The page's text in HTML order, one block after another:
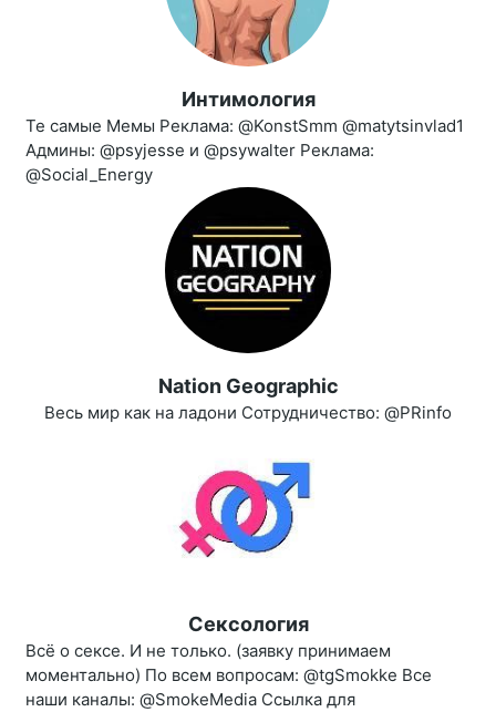
Интимология
Те самые Мемы Реклама: @KonstSmm @matytsinvlad1
Админы: @psyjesse и @psywalter Реклама:
@Social_Energy
Nation Geographic
Весь мир как на ладони Сотрудничество: @PRinfo
Сексология
Всё о сексе. И не только. (заявку принимаем
моментально) По всем вопросам: @tgSmokke Все
наши каналы: @SmokeMedia Ссылка для